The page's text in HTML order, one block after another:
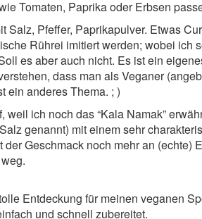
Tomaten, Paprika oder Erbsen
Salz, Pfeffer, Paprikapulver. Etwas
Rührei imitiert werden; wobei ich
es aber auch nicht. Es ist ein
dass man als Veganer
ein anderes Thema. ; )
weil ich noch das “Kala Namak”
genannt) mit einem sehr
der Geschmack noch mehr an
Entdeckung für meinen veganen
und schnell zubereitet.